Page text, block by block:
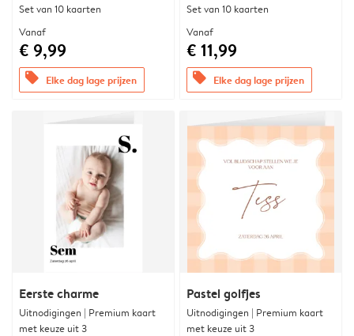
Set van 10 kaarten
Vanaf
€ 9,99
offers Elke dag lage prijzen
Set van 10 kaarten
Vanaf
€ 11,99
offers Elke dag lage prijzen
Eerste charme
Uitnodigingen | Premium kaart
met keuze uit 3
Pastel golfjes
Uitnodigingen | Premium kaart
met keuze uit 3